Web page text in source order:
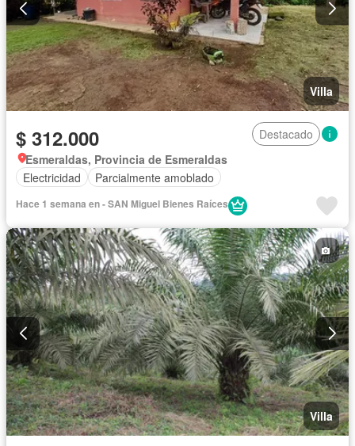
Villa
$ 312.000
Destacado
Esmeraldas, Provincia de Esmeraldas
Electricidad
Parcialmente amoblado
Hace 1 semana en - SAN Miguel Bienes Raíces
Villa